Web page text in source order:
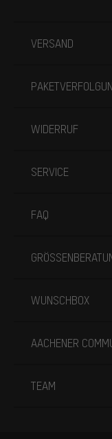
VERSAND
WIDERRUF
SERVICE
FAQ
WUNSCHBOX
AACHENER
TEAM